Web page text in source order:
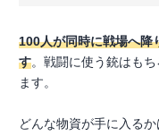
100人が同時に戦場へ降
す。戦闘に使う銃はも
ます。
どんな物資が手に入る